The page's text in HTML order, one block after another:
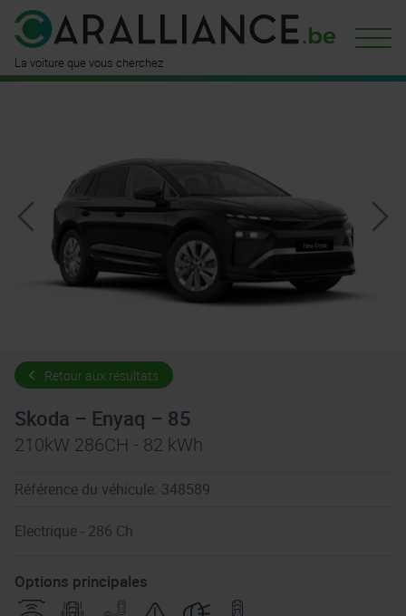
La voiture que vous cherchez
Retour aux résultats
Skoda – Enyaq – 85
210kW 286CH - 82 kWh
Référence du véhicule: 348589
Electrique - 286 Ch
Options principales